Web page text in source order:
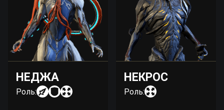
НЕДЖА
Роль:
НЕКРОС
Роль: